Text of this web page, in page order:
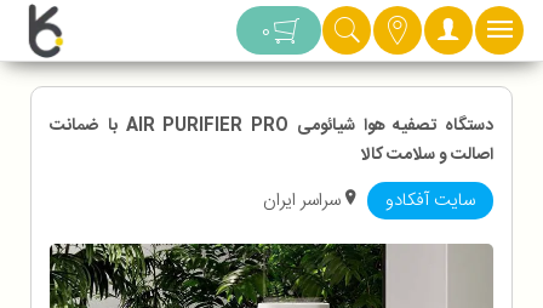
دسته بندی 0
دستگاه تصفیه هوا شیائومی AIR PURIFIER PRO با ضمانت
اصالت و سلامت کالا
سایت آفکادو سراسر ایران